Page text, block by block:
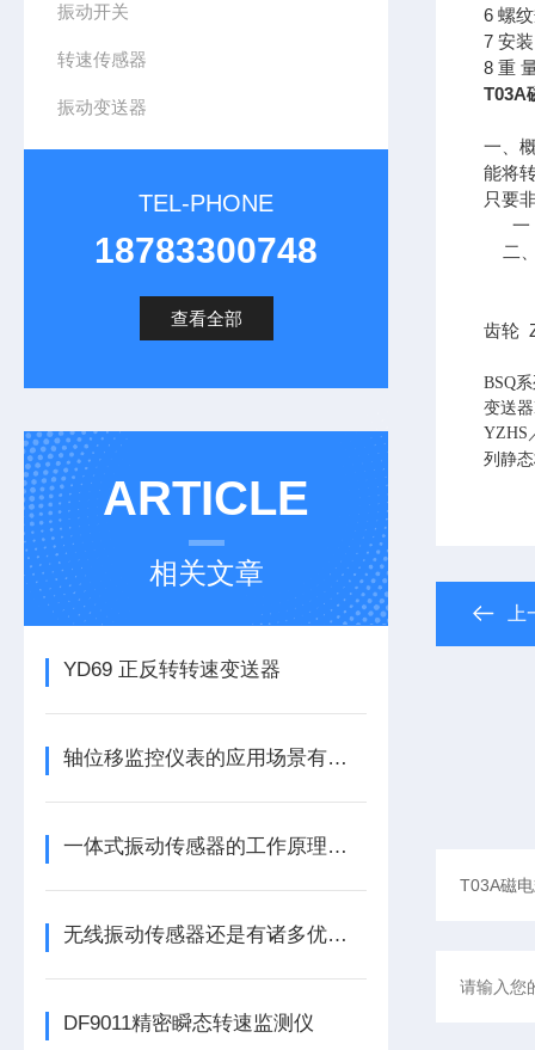
振动开关
转速传感器
振动变送器
TEL-PHONE
18783300748
查看全部
ARTICLE
相关文章
YD69 正反转转速变送器
轴位移监控仪表的应用场景有哪些呢
一体式振动传感器的工作原理是什么？
无线振动传感器还是有诸多优势的
DF9011精密瞬态转速监测仪
6 螺
7 安
8 重
T03A
一、
能将
只要
一：
二、
齿轮
BSQ
变送
YZHS
列静